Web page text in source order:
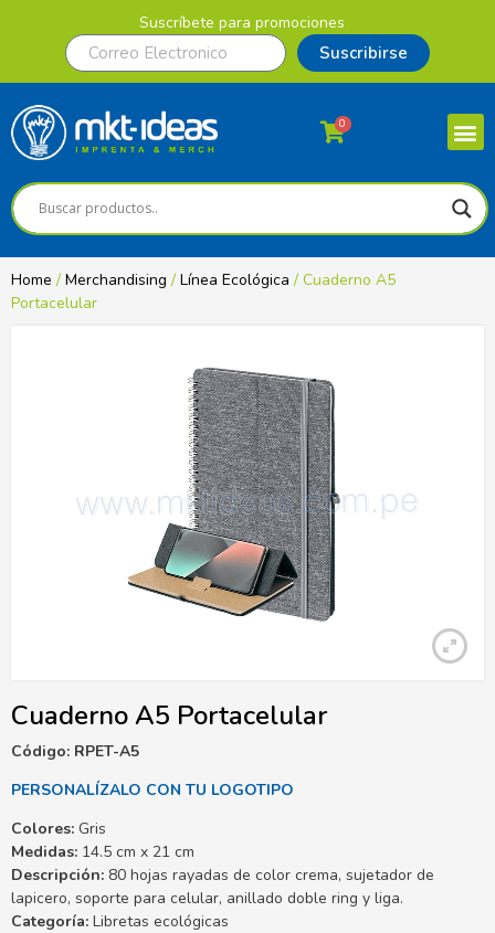
Suscríbete para promociones
Suscribirse
0
Home / Merchandising / Línea Ecológica / Cuaderno A5
Portacelular
Cuaderno A5 Portacelular
Código: RPET-A5
PERSONALÍZALO CON TU LOGOTIPO
Colores: Gris
Medidas: 14.5 cm x 21 cm
Descripción: 80 hojas rayadas de color crema, sujetador de
lapicero, soporte para celular, anillado doble ring y liga.
Categoría: Libretas ecológicas